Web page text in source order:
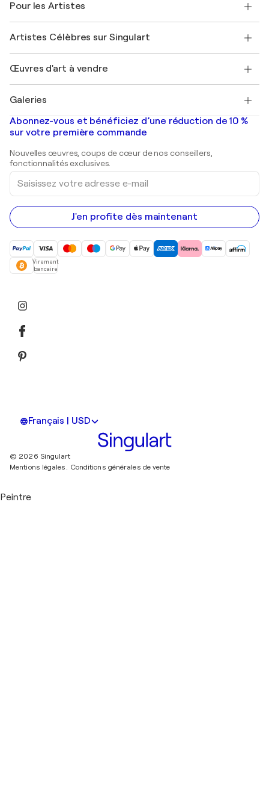
Offrir une carte cadeau
Rejoignez notre programme commercial
Mon compte
+33 1 76 44 06 42
FAQ
Magazine Singulart
Emplois
Découvrez une sélection d'art original
Pour les Artistes
Se connecter en tant qu'Artiste
Artistes Célèbres sur Singulart
Marc Chagall
Banksy
Mr. Brainwash
Shepard Fairey
Œuvres d'art à vendre
Tableaux abstraits à vendre
Peintures de paysage
Estampes
Peintures acryliques
Galeries
Galeries d'art en France
Galeries d'art en Belgique
Abonnez-vous et bénéficiez d’une réduction de 10 %
sur votre première commande
Nouvelles œuvres, coups de cœur de nos conseillers,
fonctionnalités exclusives.
Saisissez
votre
adresse
e-
mail
J'en profite dès maintenant
Virement
bancaire
Français | USD
© 2026 Singulart
Mentions légales. Conditions générales de vente
Peintre